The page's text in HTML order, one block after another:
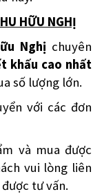
HỮU NGHỊ
Nghị chuyên
khấu cao nhất
số lượng lớn.
với các đơn
và mua được
vui lòng liên
được tư vấn.